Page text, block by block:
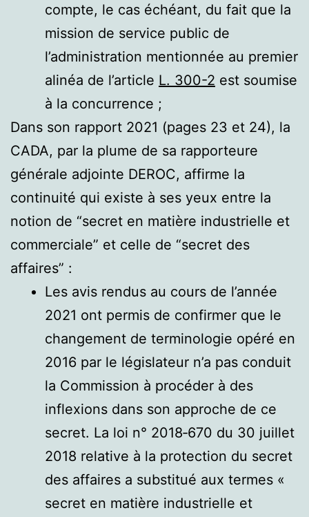
compte, le cas échéant, du fait que la
mission de service public de
l’administration mentionnée au premier
alinéa de l’article L. 300-2 est soumise
à la concurrence ;
Dans son rapport 2021 (pages 23 et 24), la
CADA, par la plume de sa rapporteure
générale adjointe DEROC, affirme la
continuité qui existe à ses yeux entre la
notion de “secret en matière industrielle et
commerciale” et celle de “secret des
affaires” :
Les avis rendus au cours de l’année
2021 ont permis de confirmer que le
changement de terminologie opéré en
2016 par le législateur n’a pas conduit
la Commission à procéder à des
inflexions dans son approche de ce
secret. La loi n° 2018‑670 du 30 juillet
2018 relative à la protection du secret
des affaires a substitué aux termes «
secret en matière industrielle et